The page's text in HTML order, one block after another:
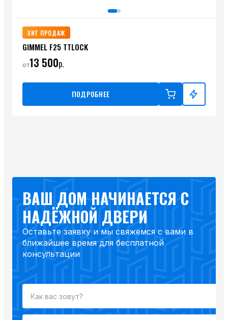
ХИТ ПРОДАЖ
GIMMEL F25 TTLOCK
от13 500р.
ПОДРОБНЕЕ
ВАШ ДОМ НАЧИНАЕТСЯ С
НАДЁЖНОЙ ДВЕРИ
Оставьте заявку и мы свяжемся с вами в
ближайшее время для бесплатной
консультации